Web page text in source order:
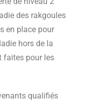
des rakgoules
en place pour
hors de la
faites pour les
qualifiés